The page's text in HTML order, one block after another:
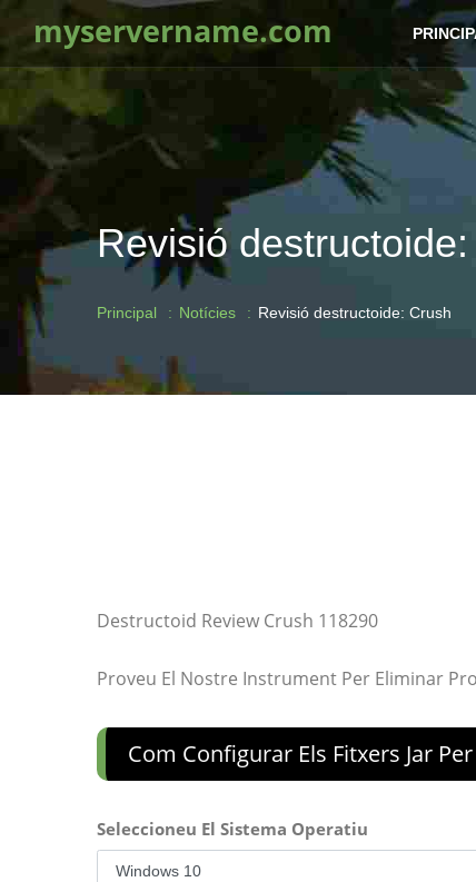
myservername.com
Revisió
Principal Notícies Revisió destructoide: Crush
Destructoid Review Crush 118290
Proveu El Nostre Instrument Per Eliminar
Com Configurar Els Fitxers Jar
Seleccioneu El Sistema Operatiu